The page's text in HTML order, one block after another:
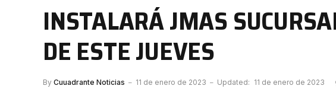
INSTALARÁ JMAS
DE ESTE JUEVES
By Cuuadrante Noticias 11 de enero de 2023 Updated: 11 de enero de 2023